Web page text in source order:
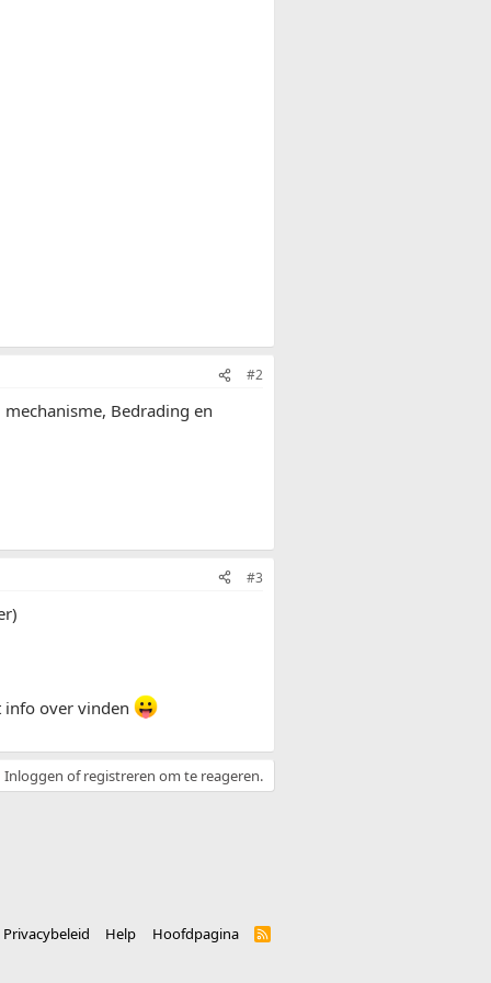
#2
Bedrading en
#3
info over vinden
Inloggen of registreren om te reageren.
Privacybeleid Help Hoofdpagina
R